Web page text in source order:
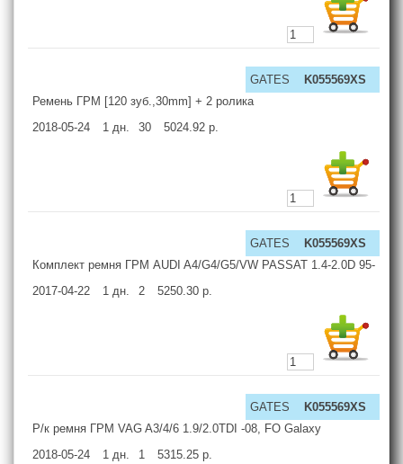
GATES
K055569XS
Ремень ГРМ [120 зуб.,30mm] + 2 ролика
2018-05-24
1 дн. 30 5024.92 р.
GATES
K055569XS
Комплект ремня ГРМ AUDI A4/G4/G5/VW PASSAT 1.4-2.0D 95-
2017-04-22
1 дн. 2 5250.30 р.
GATES
K055569XS
Р/к ремня ГРМ VAG A3/4/6 1.9/2.0TDI -08, FO Galaxy
2018-05-24
1 дн. 1 5315.25 р.